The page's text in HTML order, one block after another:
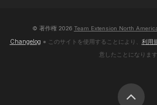
© 著作権 2026 Team Extension North
Changelog ● このサイトを使用することにより、 利用
意したことになります